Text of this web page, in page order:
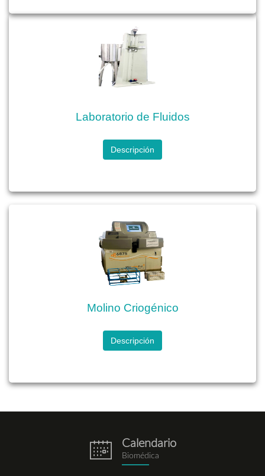
Laboratorio de Fluidos
Descripción
Molino Criogénico
Descripción
eventos.png
Calendario
Biomédica